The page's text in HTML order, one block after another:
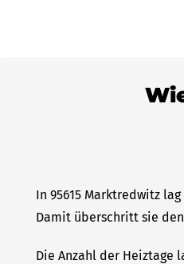
In 95615 Marktredwitz
Damit überschritt sie den
Die Anzahl der Heiztage